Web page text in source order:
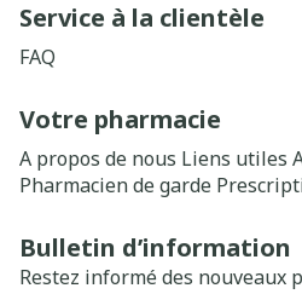
Service à la clientèle
FAQ
Votre pharmacie
A propos de nous Liens utiles
Pharmacien de garde
Bulletin d’information
Restez informé des nouveaux